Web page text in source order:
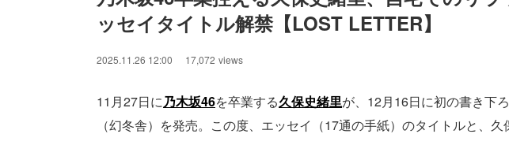
Unmute Loaded:
87.03%
ッセイタイトル解禁【LOST LETTER】
2025.11.26 12:00 17,072 views
11月27日に乃木坂46を卒業する久保史緒里が、12月16日に初の書き下
（幻冬舎）を発売。この度、エッセイ（17通の手紙）のタイトルと、久